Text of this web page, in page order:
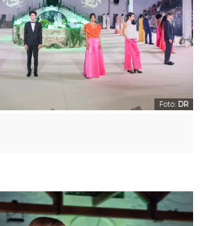
Foto: DR